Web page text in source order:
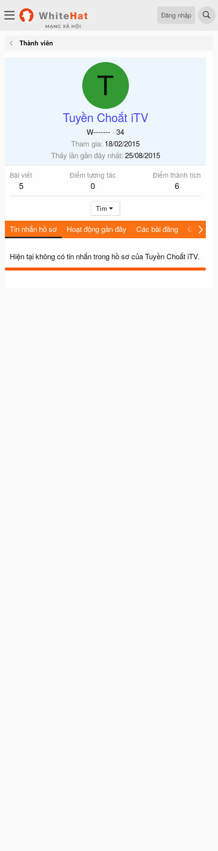
Đăng nhập
Thành viên
T
Tuyền Choắt iTV
W------- · 34
Tham gia 18/02/2015
Thấy lần gần đây nhất 25/08/2015
Bài viết
5
Điểm tương tác
0
Điểm thành tích
6
Tìm
Tin nhắn hồ sơ Hoạt động gần đây Các bài đăng Giới thiệu
Hiện tại không có tin nhắn trong hồ sơ của Tuyền Choắt iTV.